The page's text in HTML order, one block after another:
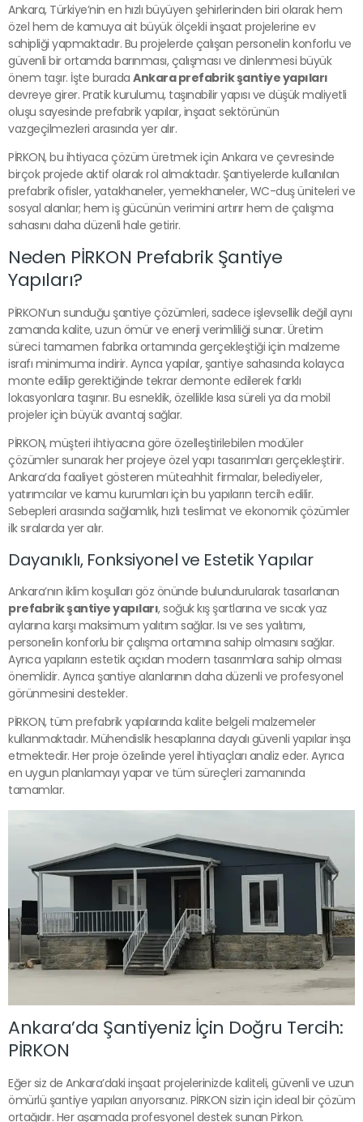
Ankara, Türkiye’nin en hızlı büyüyen şehirlerinden biri olarak hem
özel hem de kamuya ait büyük ölçekli inşaat projelerine ev
sahipliği yapmaktadır. Bu projelerde çalışan personelin konforlu ve
güvenli bir ortamda barınması, çalışması ve dinlenmesi büyük
önem taşır. İşte burada Ankara prefabrik şantiye yapıları
devreye girer. Pratik kurulumu, taşınabilir yapısı ve düşük maliyetli
oluşu sayesinde prefabrik yapılar, inşaat sektörünün
vazgeçilmezleri arasında yer alır.
PİRKON, bu ihtiyaca çözüm üretmek için Ankara ve çevresinde
birçok projede aktif olarak rol almaktadır. Şantiyelerde kullanılan
prefabrik ofisler, yatakhaneler, yemekhaneler, WC-duş üniteleri ve
sosyal alanlar; hem iş gücünün verimini artırır hem de çalışma
sahasını daha düzenli hale getirir.
Neden PİRKON Prefabrik Şantiye
Yapıları?
PİRKON’un sunduğu şantiye çözümleri, sadece işlevsellik değil aynı
zamanda kalite, uzun ömür ve enerji verimliliği sunar. Üretim
süreci tamamen fabrika ortamında gerçekleştiği için malzeme
israfı minimuma indirir. Ayrıca yapılar, şantiye sahasında kolayca
monte edilip gerektiğinde tekrar demonte edilerek farklı
lokasyonlara taşınır. Bu esneklik, özellikle kısa süreli ya da mobil
projeler için büyük avantaj sağlar.
PİRKON, müşteri ihtiyacına göre özelleştirilebilen modüler
çözümler sunarak her projeye özel yapı tasarımları gerçekleştirir.
Ankara’da faaliyet gösteren müteahhit firmalar, belediyeler,
yatırımcılar ve kamu kurumları için bu yapıların tercih edilir.
Sebepleri arasında sağlamlık, hızlı teslimat ve ekonomik çözümler
ilk sıralarda yer alır.
Dayanıklı, Fonksiyonel ve Estetik Yapılar
Ankara’nın iklim koşulları göz önünde bulundurularak tasarlanan
prefabrik şantiye yapıları, soğuk kış şartlarına ve sıcak yaz
aylarına karşı maksimum yalıtım sağlar. Isı ve ses yalıtımı,
personelin konforlu bir çalışma ortamına sahip olmasını sağlar.
Ayrıca yapıların estetik açıdan modern tasarımlara sahip olması
önemlidir. Ayrıca şantiye alanlarının daha düzenli ve profesyonel
görünmesini destekler.
PİRKON, tüm prefabrik yapılarında kalite belgeli malzemeler
kullanmaktadır. Mühendislik hesaplarına dayalı güvenli yapılar inşa
etmektedir. Her proje özelinde yerel ihtiyaçları analiz eder. Ayrıca
en uygun planlamayı yapar ve tüm süreçleri zamanında
tamamlar.
Ankara’da Şantiyeniz İçin Doğru Tercih:
PİRKON
Eğer siz de Ankara’daki inşaat projelerinizde kaliteli, güvenli ve uzun
ömürlü şantiye yapıları arıyorsanız. PİRKON sizin için ideal bir çözüm
ortağıdır. Her aşamada profesyonel destek sunan Pirkon.